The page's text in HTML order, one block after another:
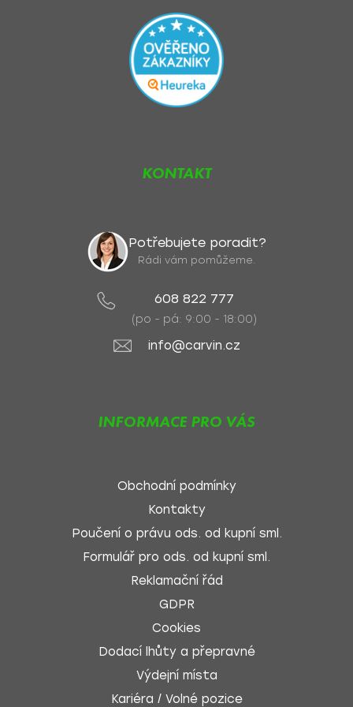
KONTAKT
Potřebujete poradit?
Rádi vám pomůžeme.
608 822 777
(po - pá: 9:00 - 18:00)
info@carvin.cz
INFORMACE PRO VÁS
Obchodní podmínky
Kontakty
Poučení o právu ods. od kupní sml.
Formulář pro ods. od kupní sml.
Reklamační řád
GDPR
Cookies
Dodací lhůty a přepravné
Výdejní místa
Kariéra / Volné pozice